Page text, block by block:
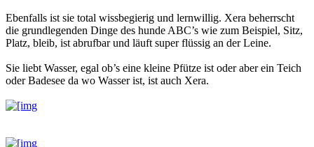
Ebenfalls ist sie total wissbegierig und lernwillig. Xera beherrscht
die grundlegenden Dinge des hunde ABC’s wie zum Beispiel, Sitz,
Platz, bleib, ist abrufbar und läuft super flüssig an der Leine.
Sie liebt Wasser, egal ob’s eine kleine Pfütze ist oder aber ein Teich
oder Badesee da wo Wasser ist, ist auch Xera.